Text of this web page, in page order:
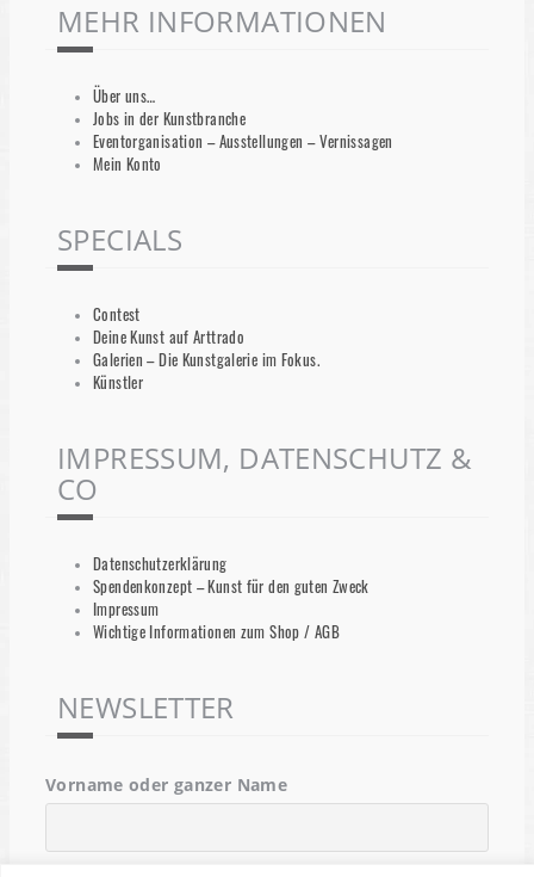
MEHR INFORMATIONEN
Über uns…
Jobs in der Kunstbranche
Eventorganisation – Ausstellungen – Vernissagen
Mein Konto
SPECIALS
Contest
Deine Kunst auf Arttrado
Galerien – Die Kunstgalerie im Fokus.
Künstler
IMPRESSUM, DATENSCHUTZ &
CO
Datenschutzerklärung
Spendenkonzept – Kunst für den guten Zweck
Impressum
Wichtige Informationen zum Shop / AGB
NEWSLETTER
Vorname oder ganzer Name